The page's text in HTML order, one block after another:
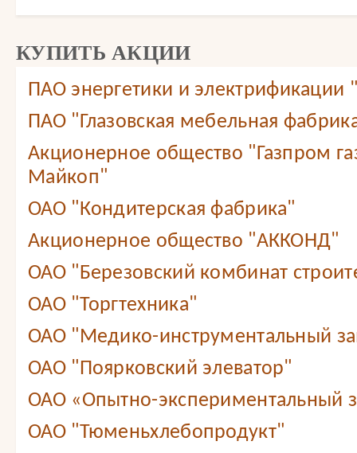
КУПИТЬ АКЦИИ
ПАО энергетики и электрификации
ПАО "Глазовская мебельная
Акционерное общество "Газпром
Майкоп"
ОАО "Кондитерская фабрика"
Акционерное общество "АККОНД"
ОАО "Березовский комбинат
ОАО "Торгтехника"
ОАО "Медико-инструментальный
ОАО "Поярковский элеватор"
ОАО «Опытно-экспериментальный
ОАО "Тюменьхлебопродукт"